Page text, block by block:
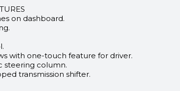
on dashboard.
with one-touch feature for driver.
steering column.
transmission shifter.